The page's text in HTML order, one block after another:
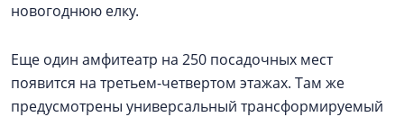
новогоднюю елку.
Еще один амфитеатр на 250 посадочных мест
появится на третьем-четвертом этажах. Там же
предусмотрены универсальный трансформируемый